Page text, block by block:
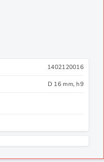
1402120016
D 16 mm, h9